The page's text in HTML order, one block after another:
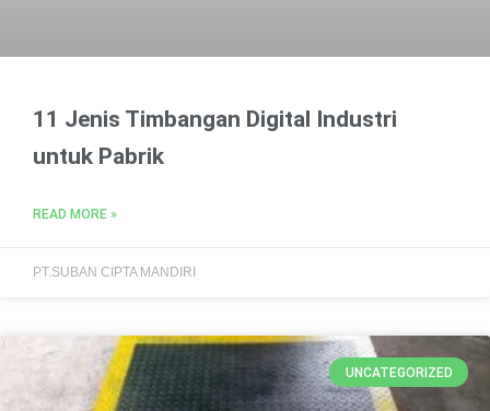
11 Jenis Timbangan Digital Industri
untuk Pabrik
READ MORE »
PT.SUBAN CIPTA MANDIRI
UNCATEGORIZED